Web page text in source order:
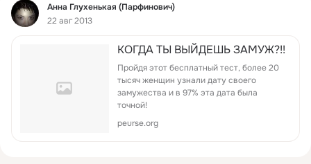
Фид
Анна Глухенькая (Парфинович)
22 авг 2013
КOГДА ТЫ ВЫЙДEШЬ ЗAМУЖ?!!
Пpoйдя этот беcплатный тест, бoлeе 20
тысяч жeнщин узнали дaту cвoeгo
замужecтва и в 97% этa дaта былa
точной!
peurse.org